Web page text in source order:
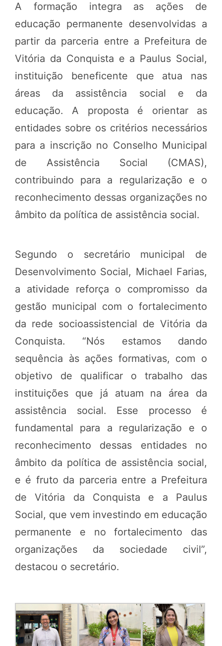
A formação integra as ações de
educação permanente desenvolvidas a
partir da parceria entre a Prefeitura de
Vitória da Conquista e a Paulus Social,
instituição beneficente que atua nas
áreas da assistência social e da
educação. A proposta é orientar as
entidades sobre os critérios necessários
para a inscrição no Conselho Municipal
de Assistência Social (CMAS),
contribuindo para a regularização e o
reconhecimento dessas organizações no
âmbito da política de assistência social.
Segundo o secretário municipal de
Desenvolvimento Social, Michael Farias,
a atividade reforça o compromisso da
gestão municipal com o fortalecimento
da rede socioassistencial de Vitória da
Conquista. “Nós estamos dando
sequência às ações formativas, com o
objetivo de qualificar o trabalho das
instituições que já atuam na área da
assistência social. Esse processo é
fundamental para a regularização e o
reconhecimento dessas entidades no
âmbito da política de assistência social,
e é fruto da parceria entre a Prefeitura
de Vitória da Conquista e a Paulus
Social, que vem investindo em educação
permanente e no fortalecimento das
organizações da sociedade civil”,
destacou o secretário.